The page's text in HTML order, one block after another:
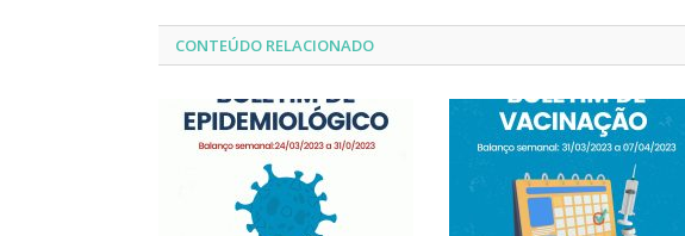
CONTEÚDO RELACIONADO